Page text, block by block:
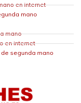
en internet
mano
mano
en internet
segunda mano